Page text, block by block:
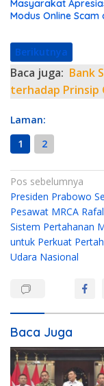
Masyarakat
Modus Online
Berikutnya
Baca juga: Bank
terhadap Prinsip
Laman:
1
2
N
a
v
i
g
i
p
o
s
Pos sebelumnya
Presiden Prabowo
Pesawat MRCA
Sistem Pertahanan
untuk Perkuat
Udara Nasional
Baca Juga